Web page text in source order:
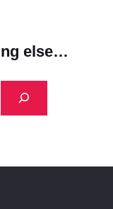
else…